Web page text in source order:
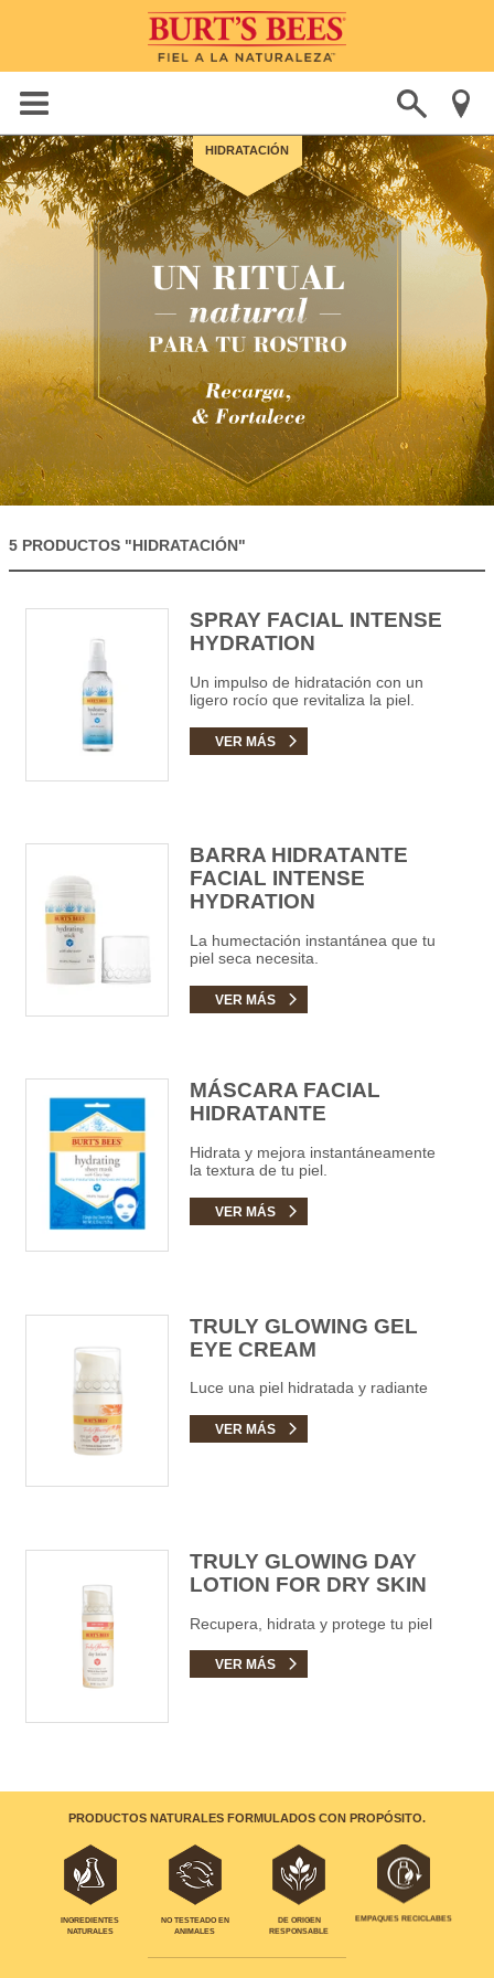
HIDRATACIÓN
5 PRODUCTOS "HIDRATACIÓN"
SPRAY FACIAL INTENSE
HYDRATION
Un impulso de hidratación con un
ligero rocío que revitaliza la piel.
VER MÁS
BARRA HIDRATANTE
FACIAL INTENSE
HYDRATION
La humectación instantánea que tu
piel seca necesita.
VER MÁS
MÁSCARA FACIAL
HIDRATANTE
Hidrata y mejora instantáneamente
la textura de tu piel.
VER MÁS
TRULY GLOWING GEL
EYE CREAM
Luce una piel hidratada y radiante
VER MÁS
TRULY GLOWING DAY
LOTION FOR DRY SKIN
Recupera, hidrata y protege tu piel
VER MÁS
PRODUCTOS NATURALES FORMULADOS CON PROPÓSITO.
INGREDIENTES
NATURALES
NO TESTEADO EN
ANIMALES
DE ORIGEN
RESPONSABLE
EMPAQUES RECICLABES